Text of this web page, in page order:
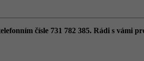
čísle 731 782 385. Rádi s vámi